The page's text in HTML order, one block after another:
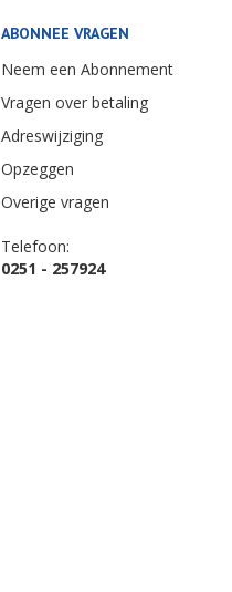
ABONNEE VRAGEN
Neem een Abonnement
Vragen over betaling
Adreswijziging
Opzeggen
Overige vragen
Telefoon:
0251 - 257924